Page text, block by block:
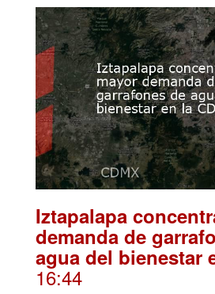
Iztapalapa
demanda de
agua del bienestar
16:44